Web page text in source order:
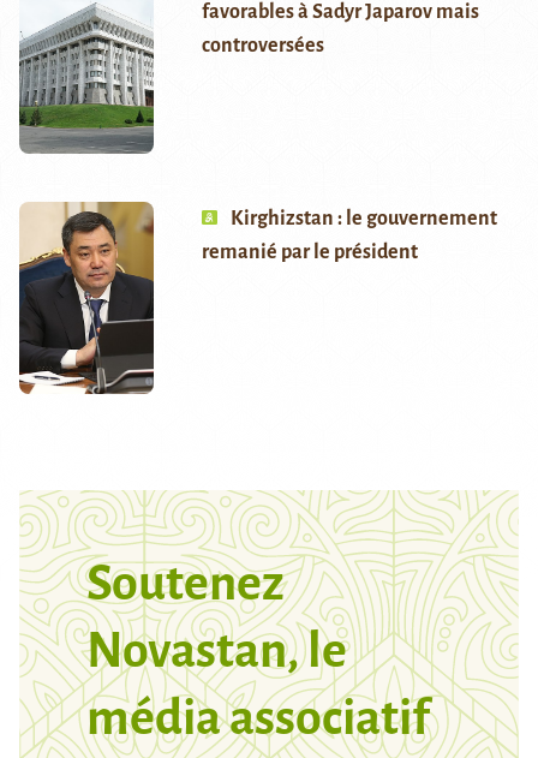
favorables à Sadyr Japarov mais
controversées
Kirghizstan : le gouvernement
remanié par le président
Soutenez
Novastan, le
média associatif